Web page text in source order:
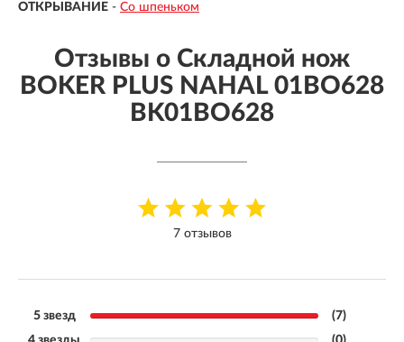
ОТКРЫВАНИЕ - Со шпеньком
Отзывы о Складной нож
BOKER PLUS NAHAL 01BO628
BK01BO628
7 отзывов
5 звезд
(7)